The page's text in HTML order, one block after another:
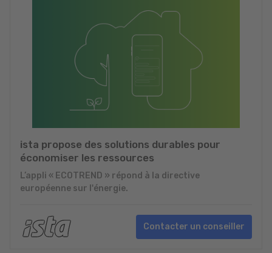
ista propose des solutions durables pour
économiser les ressources
L’appli « ECOTREND » répond à la directive
européenne sur l'énergie.
Contacter un conseiller